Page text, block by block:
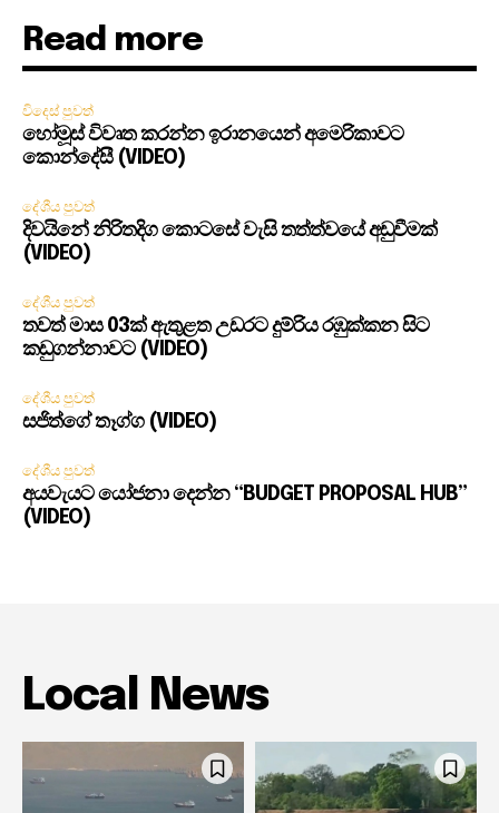
Read more
විදෙස් පුවත්
හෝමූස් විවෘත කරන්න ඉරානයෙන් අමෙරිකාවට
කොන්දේසී (VIDEO)
දේශීය පුවත්
දිවයිනේ නිරිතදිග කොටසේ වැසි තත්ත්වයේ අඩුවීමක්
(VIDEO)
දේශීය පුවත්
තවත් මාස 03ක් ඇතුළත උඩරට දුම්රිය රඹුක්කන සිට
කඩුගන්නාවට (VIDEO)
දේශීය පුවත්
සජිත්ගේ තෑග්ග (VIDEO)
දේශීය පුවත්
අයවැයට යෝජනා දෙන්න “BUDGET PROPOSAL HUB”
(VIDEO)
Local News